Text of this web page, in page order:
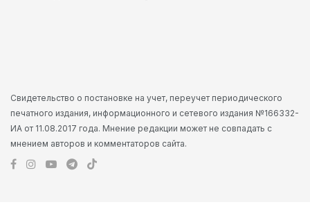
Свидетельство о постановке на учет, переучет периодического
печатного издания, информационного и сетевого издания №166332-
ИА от 11.08.2017 года. Мнение редакции может не совпадать с
мнением авторов и комментаторов сайта.